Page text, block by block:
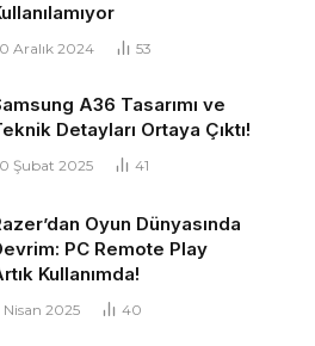
Aralık 2024 53
A36 Tasarımı ve
Detayları Ortaya Çıktı!
Şubat 2025 41
Oyun Dünyasında
PC Remote Play
Kullanımda!
Nisan 2025 40